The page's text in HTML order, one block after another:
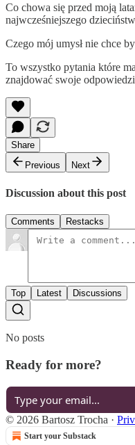
Co chowa się przed moją
najwcześniejszego
Czego mój umysł nie chce
To wszystko pytania które
znajdować swoje
Share
Previous
Next
Discussion about this post
Comments Restacks
Top Latest Discussions
No posts
Ready for more?
© 2026 Bartosz Trocha ·
Start your Substack